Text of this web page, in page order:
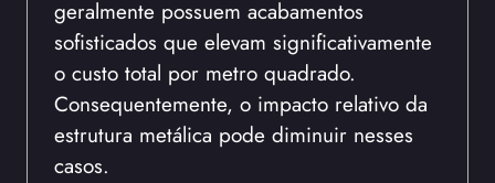
geralmente possuem acabamentos
sofisticados que elevam significativamente
o custo total por metro quadrado.
Consequentemente, o impacto relativo da
estrutura metálica pode diminuir nesses
casos.